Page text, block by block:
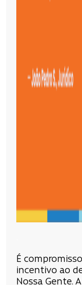
É
incentivo ao
Nossa Gente.